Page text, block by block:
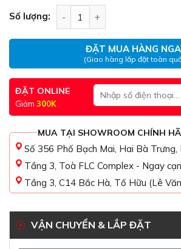
Số lượng:
ĐẶT MUA HÀNG
(Giao hàng lắp đặt toàn
ĐẶT ONLINE
Giảm 300K
MUA TẠI SHOWROOM CHÍNH
Số 356 Phố Bạch Mai, Hai Bà Trưng,
Tầng 3, Toà FLC Complex - Ngay
Tầng 3, C14 Bắc Hà, Tố Hữu (Lê
VẬN CHUYỂN & LẮP ĐẶT